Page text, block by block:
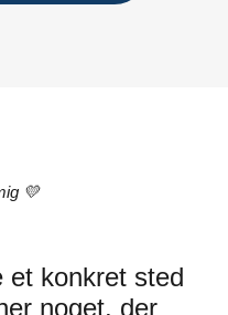
💛
et konkret sted
noget, der